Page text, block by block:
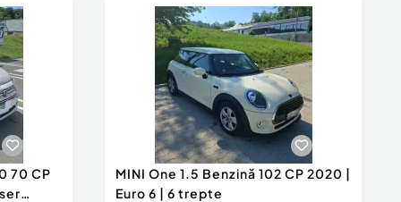
70 CP
MINI One 1.5 Benzină 102 CP 2020 |
Euro 6 | 6 trepte